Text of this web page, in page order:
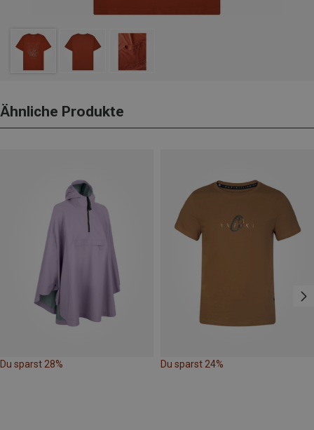
Ähnliche Produkte
Du sparst 28% Du sparst 24%